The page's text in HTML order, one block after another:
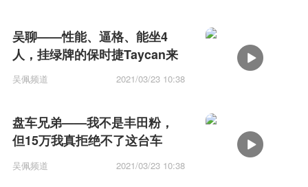
吴聊——性能、逼格、能坐4
人，挂绿牌的保时捷Taycan来
了
吴佩频道 2021/03/23 10:38
盘车兄弟——我不是丰田粉，
但15万我真拒绝不了这台车
吴佩频道 2021/03/23 10:38